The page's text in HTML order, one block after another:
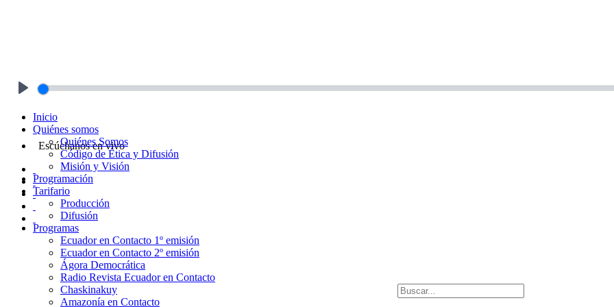
Escúchanos en vivo
Inicio
Quiénes somos
Quiénes Somos
Código de Ética y Difusión
Misión y Visión
Programación
Tarifario
Producción
Difusión
Programas
Ecuador en Contacto 1º emisión
Ecuador en Contacto 2º emisión
Ágora Democrática
Radio Revista Ecuador en Contacto
Chaskinakuy
Amazonía en Contacto